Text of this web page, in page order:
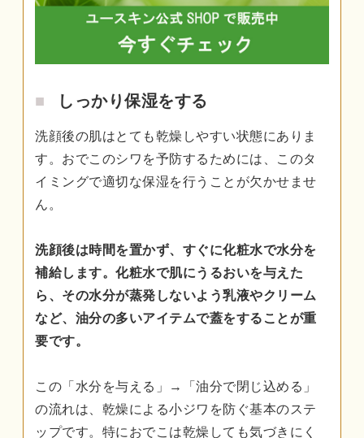
しっかり保湿をする
洗顔後の肌はとても乾燥しやすい状態にありま
す。おでこのシワを予防するためには、このタ
イミングで適切な保湿を行うことが欠かせませ
ん。
洗顔後は時間を置かず、すぐに化粧水で水分を
補給します。化粧水で肌にうるおいを与えた
ら、その水分が蒸発しないよう乳液やクリーム
など、油分の多いアイテムで蓋をすることが重
要です。
この「水分を与える」→「油分で閉じ込める」
の流れは、乾燥による小ジワを防ぐ基本のステ
ップです。特におでこは乾燥しても気づきにく